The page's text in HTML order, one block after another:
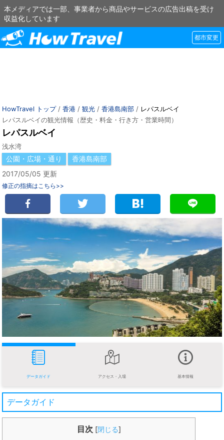
本メディアでは一部、事業者から商品やサービスの広告出稿を受け
収益化しています
都市変更
HowTravel トップ/ 香港 / 観光 / 香港島南部 / レパスルベイ
レパスルベイの観光情報（歴史・料金・行き方・営業時間）
レパスルベイ
浅水湾
公園・広場・通り
香港島南部
2017/05/05 更新
修正の指摘はこちら>>
データガイド アクセス・入場 基本情報
データガイド
目次 [閉じる]